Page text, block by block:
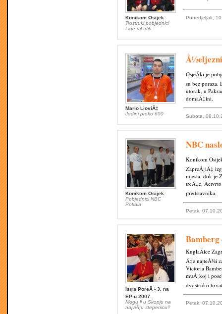
Konikom Osijek
Trostruki pobjednici
Lige mladih
Ponedjeljak,
Mario LioviÄ‡
Jedini preko 600
OsjeÄki je
su bez poraza.
utorak, u
domaÄ‡ini.
Subota,
Konikom Osijek
Pobjednici NBC
Pokala
NBC
Konikom
ZapreÅ¡iÄ‡
mjesta, dok je
treÄ‡e,
predstavnika.
Petak,
Istra PoreÄ - 3. na
EP-u 2007.
Mogu li u Skopju na
najviÅ¡u stepenicu?
KuglaÄice
Ä‡e najteÅ¾i
Victoria
muÅ¡koj i
dvostruko
Petak,